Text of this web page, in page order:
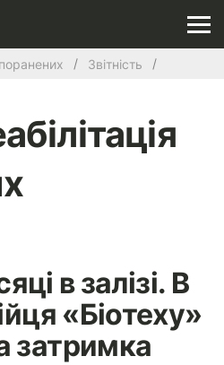
поранених Звітність
в залізі. В
«Біотеху»
затримка